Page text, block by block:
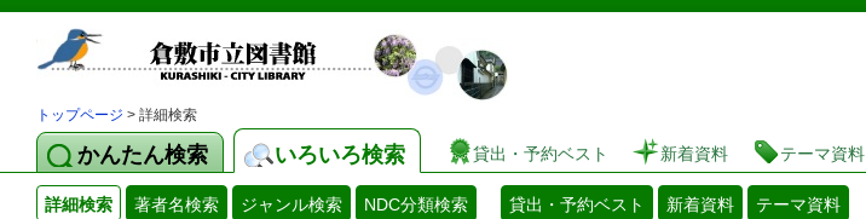
図書館 蔵書検索・予約システム
トップページ > 詳細検索
かんたん検索 いろいろ検索 貸出・予約ベスト 新着資料 テーマ資料
詳細検索 著者名検索 ジャンル検索 NDC分類検索 貸出・予約ベスト 新着資料 テーマ資料